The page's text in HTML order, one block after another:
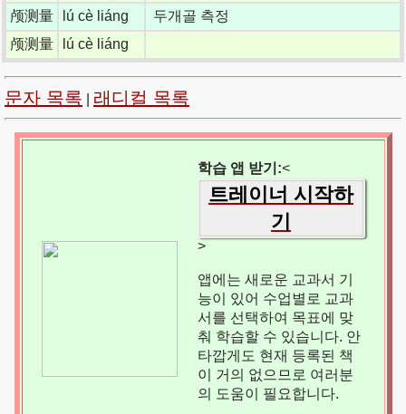
颅测量
lú cè liáng
두개골 측정
颅测量
lú cè liáng
문자 목록 래디컬 목록
학습 앱 받기:<
트레이너 시작하
기
>
앱에는 새로운 교과서 기
능이 있어 수업별로 교과
서를 선택하여 목표에 맞
춰 학습할 수 있습니다. 안
타깝게도 현재 등록된 책
이 거의 없으므로 여러분
의 도움이 필요합니다.